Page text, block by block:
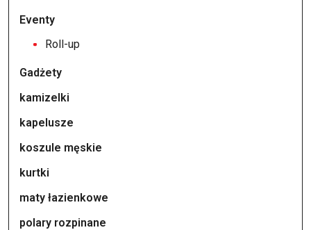
Eventy
Roll-up
Gadżety
kamizelki
kapelusze
koszule męskie
kurtki
maty łazienkowe
polary rozpinane